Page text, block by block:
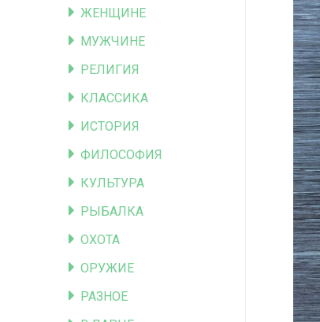
ЖЕНЩИНЕ
МУЖЧИНЕ
РЕЛИГИЯ
КЛАССИКА
ИСТОРИЯ
ФИЛОСОФИЯ
КУЛЬТУРА
РЫБАЛКА
ОХОТА
ОРУЖИЕ
РАЗНОЕ